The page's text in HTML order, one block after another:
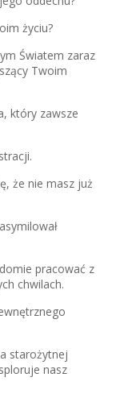
życiu?
Światem zaraz
Twoim
który zawsze
że nie masz już
pracować z
chwilach.
starożytnej
nasz